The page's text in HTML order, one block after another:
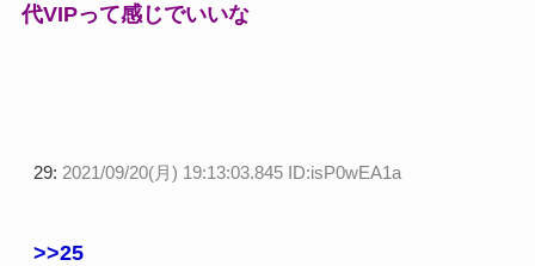
代VIPって感じでいいな
29: 2021/09/20(月) 19:13:03.845 ID:isP0wEA1a
>>25